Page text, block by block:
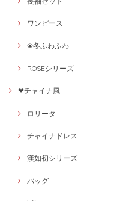
ワンピース
❀冬ふわふわ
ROSEシリーズ
❤チャイナ風
ロリータ
チャイナドレス
漢如初シリーズ
バッグ